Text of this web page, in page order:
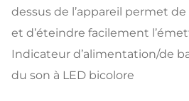
dessus de l’appareil permet
et d’éteindre facilement
Indicateur d’alimentation/de
du son à LED bicolore